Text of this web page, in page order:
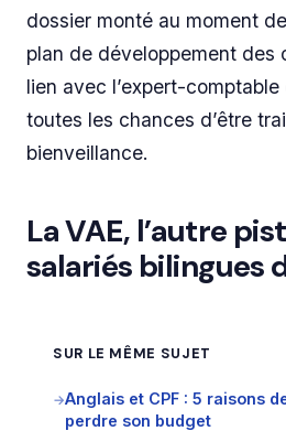
dossier monté au moment
plan de développement des
lien avec l’expert-
toutes les chances d’être
bienveillance.
La VAE, l’autre
salariés bilingues
SUR LE MÊME SUJET
→Anglais et CPF : 5 raisons
perdre son budget